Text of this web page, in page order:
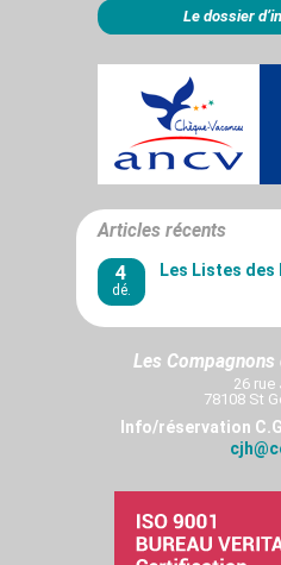
Le dossier
Articles récents
4
dé.
Les Listes
Les
26 rue
78108 St
Info/réservation